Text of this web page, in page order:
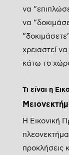
να
να
χρειαστεί
κάτω το
Τι είναι η
Η Εικονική
προκλήσεις